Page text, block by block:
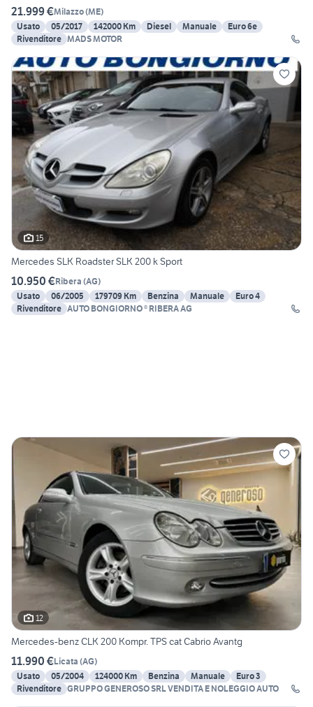
21.999 €Milazzo(ME)
Usato
05/2017 142000 Km Diesel Manuale
Euro 6e
Rivenditore MADS MOTOR
15
Mercedes SLK Roadster SLK 200 k Sport
10.950 €Ribera (AG)
Usato
06/2005 179709 Km Benzina Manuale
Euro 4
Rivenditore AUTO BONGIORNO ® RIBERA AG
12
Mercedes-benz CLK 200 Kompr. TPS cat Cabrio Avantg
11.990 €Licata (AG)
Usato
05/2004 124000 Km Benzina Manuale
Euro 3
Rivenditore GRUPPO GENEROSO SRL VENDITA E NOLEGGIO AUTO